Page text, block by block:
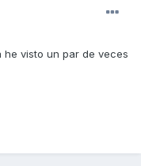
he visto un par de veces